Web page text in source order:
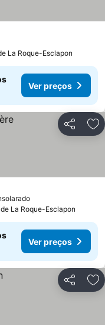
La Roque-Esclapon
Ver preços
Partilhar
Ver preços
La Roque-Esclapon
Ver preços
Partilhar